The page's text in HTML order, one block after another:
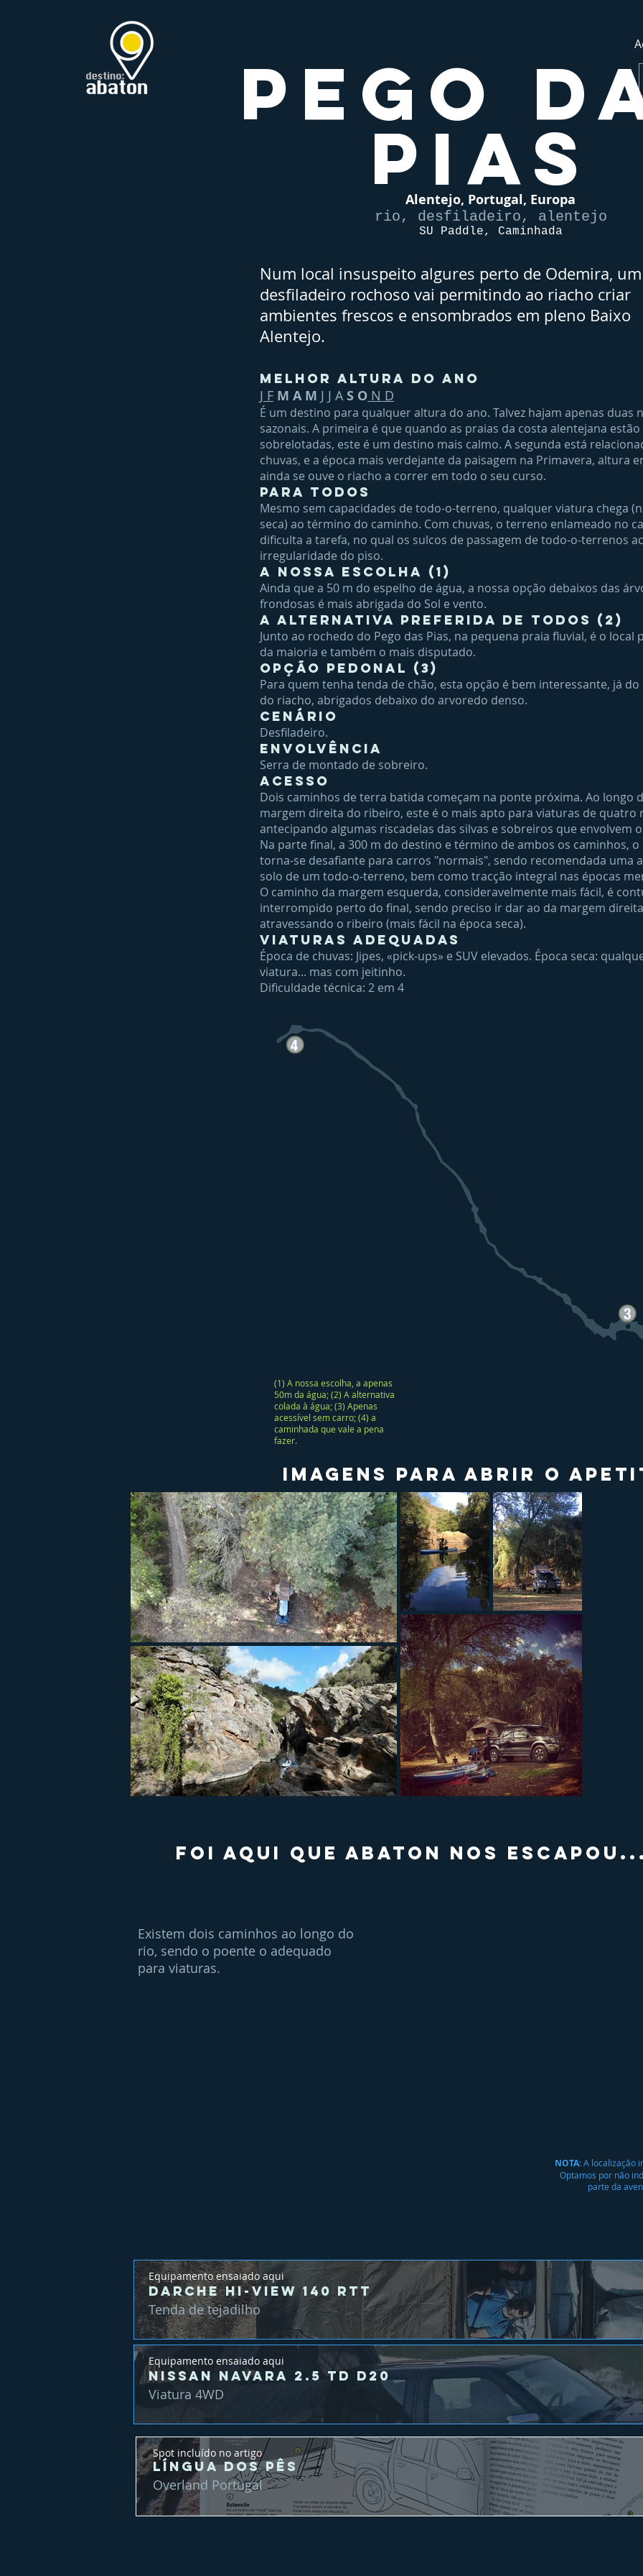
Pego
Pias
Alentejo, Portugal, Europa
rio, desfiladeiro, alentejo
SU Paddle, Caminhada
Num local insuspeito algures perto de Odemira, um
desfiladeiro rochoso vai permitindo ao riacho criar
ambientes frescos e ensombrados em pleno Baixo
Alentejo.
Melhor altura do ano
J F M A M J J AS O N D
É um destino para qualquer altura do ano. Talvez hajam apenas duas
sazonais. A primeira é que quando as praias da costa alentejana estão
sobrelotadas, este é um destino mais calmo. A segunda está
chuvas, e a época mais verdejante da paisagem na Primavera, altura
ainda se ouve o riacho a correr em todo o seu curso.
Para todos
Mesmo sem capacidades de todo-o-terreno, qualquer viatura chega
seca) ao término do caminho. Com chuvas, o terreno enlameado no
dificulta a tarefa, no qual os sulcos de passagem de todo-o-terrenos
irregularidade do piso.
A nossa escolha (1)
Ainda que a 50 m do espelho de água, a nossa opção debaixos das
frondosas é mais abrigada do Sol e vento.
A alternativa preferida de todos (2)
Junto ao rochedo do Pego das Pias, na pequena praia fluvial, é o local
da maioria e também o mais disputado.
Opção pedonal (3)
Para quem tenha tenda de chão, esta opção é bem interessante, já do
do riacho, abrigados debaixo do arvoredo denso.
Cenário
Desfiladeiro.
Envolvência
Serra de montado de sobreiro.
Acesso
Dois caminhos de terra batida começam na ponte próxima. Ao longo
margem direita do ribeiro, este é o mais apto para viaturas de quatro
antecipando algumas riscadelas das silvas e sobreiros que envolvem
Na parte final, a 300 m do destino e término de ambos os caminhos, o
torna-se desafiante para carros "normais", sendo recomendada uma
solo de um todo-o-terreno, bem como tracção integral nas épocas
O caminho da margem esquerda, consideravelmente mais fácil, é
interrompido perto do final, sendo preciso ir dar ao da margem direita
atravessando o ribeiro (mais fácil na época seca).
Viaturas adequadas
Época de chuvas: Jipes, «pick-ups» e SUV elevados. Época seca:
viatura... mas com jeitinho.
Dificuldade técnica: 2 em 4
(1) A nossa escolha, a apenas
50m da água; (2) A alternativa
colada à água; (3) Apenas
acessível sem carro; (4) a
caminhada que vale a pena
fazer.
Imagens para abrir o
FOI AQUI QUE ABATON NOS
Existem dois caminhos ao longo do
rio, sendo o poente o adequado
para viaturas.
NOTA: A localização
Optamos por não
parte da
Equipamento ensaiado aqui
Darche Hi-View 140 RTT
Tenda de tejadilho
Equipamento ensaiado aqui
Nissan Navara 2.5 TD D20
Viatura 4WD
Língua dos Pês
Spot incluído no artigo
Overland Portugal